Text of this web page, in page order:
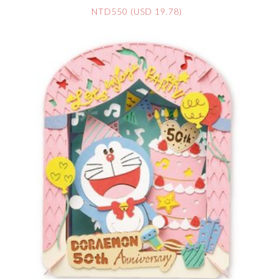
NTD550 (USD 19.78)